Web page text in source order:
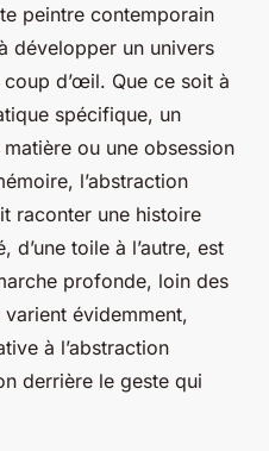
peintre contemporain
développer un univers
coup d’œil. Que ce soit à
spécifique, un
ou une obsession
l’abstraction
raconter une histoire
d’une toile à l’autre, est
profonde, loin des
évidemment,
à l’abstraction
derrière le geste qui